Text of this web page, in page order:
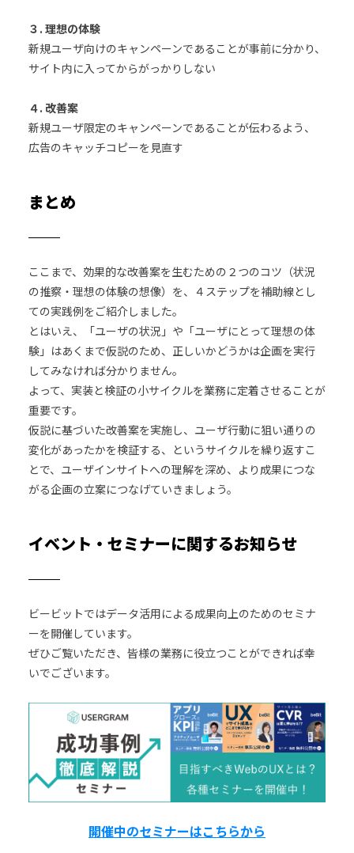
３. 理想の体験
新規ユーザ向けのキャンペーンであることが事前に分かり、
サイト内に入ってからがっかりしない
４. 改善案
新規ユーザ限定のキャンペーンであることが伝わるよう、
広告のキャッチコピーを見直す
まとめ
ここまで、効果的な改善案を生むための２つのコツ（状況
の推察・理想の体験の想像）を、４ステップを補助線とし
ての実践例をご紹介しました。
とはいえ、「ユーザの状況」や「ユーザにとって理想の体
験」はあくまで仮説のため、正しいかどうかは企画を実行
してみなければ分かりません。
よって、実装と検証の小サイクルを業務に定着させることが
重要です。
仮説に基づいた改善案を実施し、ユーザ行動に狙い通りの
変化があったかを検証する、というサイクルを繰り返すこ
とで、ユーザインサイトへの理解を深め、より成果につな
がる企画の立案につなげていきましょう。
イベント・セミナーに関するお知らせ
ビービットではデータ活用による成果向上のためのセミナ
ーを開催しています。
ぜひご覧いただき、皆様の業務に役立つことができれば幸
いでございます。
開催中のセミナーはこちらから